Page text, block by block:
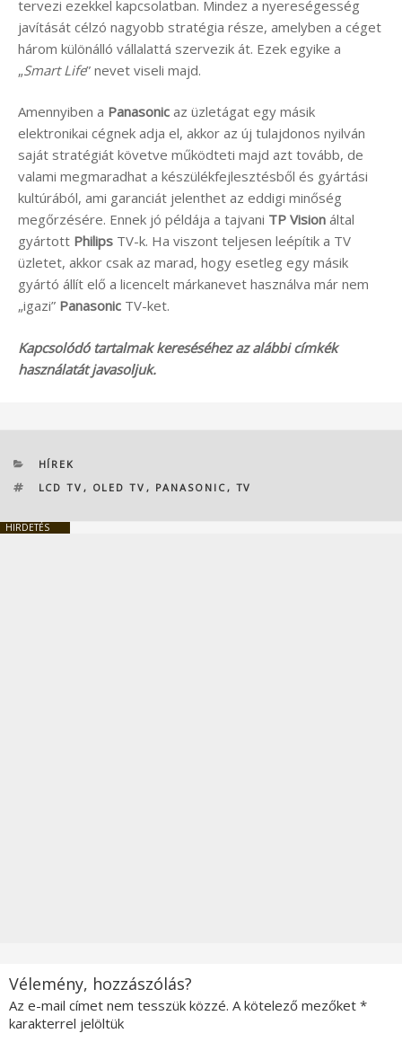
tervezi ezekkel kapcsolatban. Mindez a nyereségesség
javítását célzó nagyobb stratégia része, amelyben a céget
három különálló vállalattá szervezik át. Ezek egyike a
„Smart Life” nevet viseli majd.
Amennyiben a Panasonic az üzletágat egy másik
elektronikai cégnek adja el, akkor az új tulajdonos nyilván
saját stratégiát követve működteti majd azt tovább, de
valami megmaradhat a készülékfejlesztésből és gyártási
kultúrából, ami garanciát jelenthet az eddigi minőség
megőrzésére. Ennek jó példája a tajvani TP Vision által
gyártott Philips TV-k. Ha viszont teljesen leépítik a TV
üzletet, akkor csak az marad, hogy esetleg egy másik
gyártó állít elő a licencelt márkanevet használva már nem
„igazi” Panasonic TV-ket.
Kapcsolódó tartalmak kereséséhez az alábbi címkék
használatát javasoljuk.
KATEGÓRIÁK
HÍREK
CÍMKÉK
LCD TV , OLED TV , PANASONIC, TV
HIRDETÉS
Vélemény, hozzászólás?
Az e-mail címet nem tesszük közzé. A kötelező mezőket *
karakterrel jelöltük